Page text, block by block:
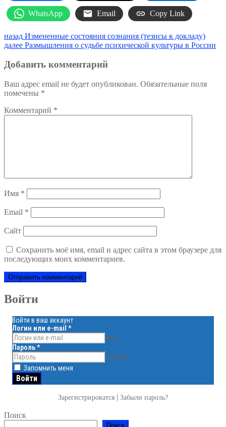
WhatsApp Email Copy Link
Навигация
по
записям
назад Предыдущая
запись:
Измененные состояния сознания (тезисы к докладу)
далее Следующая
Размышления о судьбе психической культуры в России
Добавить комментарий
Ваш адрес email не будет опубликован. Обязательные поля
помечены *
Комментарий *
Имя *
Email *
Сайт
Сохранить моё имя, email и адрес сайта в этом браузере для
последующих моих комментариев.
Войти
Войти в ваш аккаунт
Логин или e-mail *
face
Пароль*
visibility
Запомнить меня
Зарегистрироватся | Забыли пароль?
Поиск
Поиск